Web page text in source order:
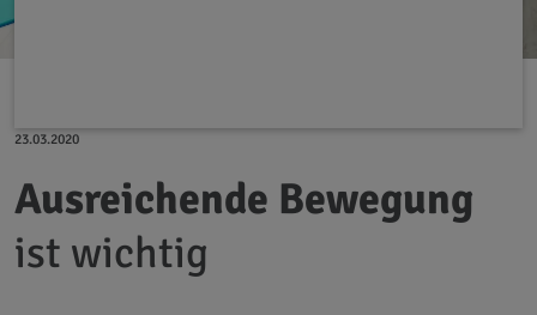
23.03.2020
Ausreichende Bewegung
ist wichtig